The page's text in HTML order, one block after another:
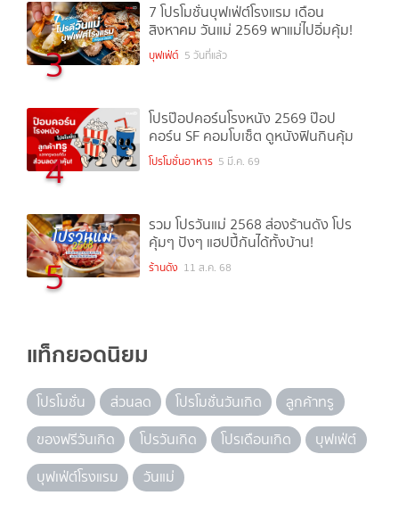
3
7 โปรโมชั่นบุฟเฟ่ต์โรงแรม เดือน
สิงหาคม วันแม่ 2569 พาแม่ไปอิ่มคุ้ม!
บุฟเฟ่ต์ 5 วันที่แล้ว
4
โปรป๊อปคอร์นโรงหนัง 2569 ป๊อป
คอร์น SF คอมโบเซ็ต ดูหนังฟินกินคุ้ม
โปรโมชั่นอาหาร 5 มี.ค. 69
5
รวม โปรวันแม่ 2568 ส่องร้านดัง โปร
คุ้มๆ ปังๆ แฮปปี้กันได้ทั้งบ้าน!
ร้านดัง 11 ส.ค. 68
แท็กยอดนิยม
โปรโมชั่น ส่วนลด โปรโมชั่นวันเกิด
ลูกค้าทรู
ของฟรีวันเกิด
โปรวันเกิด โปรเดือนเกิด
บุฟเฟ่ต์
บุฟเฟ่ต์โรงแรม
วันแม่